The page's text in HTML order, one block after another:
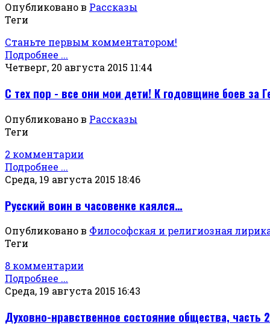
Опубликовано в Рассказы
Теги
Станьте первым комментатором!
Подробнее ...
Четверг, 20 августа 2015 11:44
С тех пор - все они мои дети! К годовщине боев за
Опубликовано в Рассказы
Теги
2 комментарии
Подробнее ...
Среда, 19 августа 2015 18:46
Русский воин в часовенке каялся…
Опубликовано в Философская и религиозная
Теги
8 комментарии
Подробнее ...
Среда, 19 августа 2015 16:43
Духовно-нравственное состояние общества, часть